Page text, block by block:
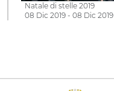
Natale di stelle 2019
08 Dic 2019 - 08 Dic 2019